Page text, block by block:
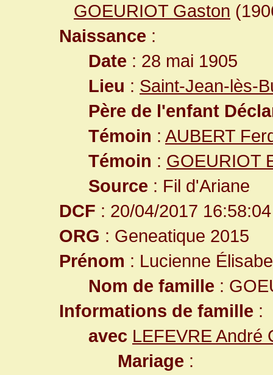
GOEURIOT Gaston
Naissance :
Date : 28 mai 1905
Lieu : Saint-Jean-lès-
Père de l'enfant
Témoin : AUBERT
Témoin : GOEURIOT
Source : Fil d'Ariane
DCF : 20/04/2017 16:58:04
ORG : Geneatique 2015
Prénom : Lucienne
Nom de famille :
Informations de famille :
avec LEFEVRE André
Mariage :